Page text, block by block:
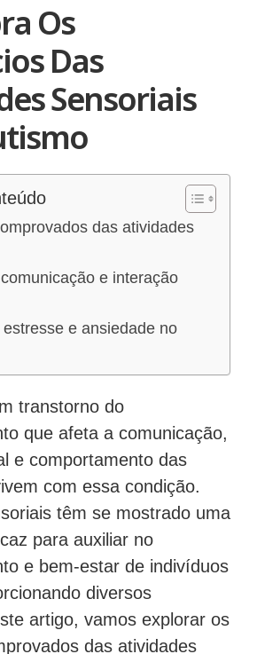
Os
Das
Sensoriais
das atividades
e interação
e ansiedade no
transtorno do
que afeta a comunicação,
e comportamento das
com essa condição.
têm se mostrado uma
para auxiliar no
e bem-estar de indivíduos
diversos
artigo, vamos explorar os
das atividades